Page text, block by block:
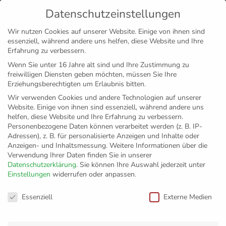
MENÜ
Disclaimer Impressum Datenschutz
Topspiel im hohen
Datenschutzeinstellungen
Wir nutzen Cookies auf unserer Website. Einige von ihnen sind
essenziell, während andere uns helfen, diese Website und Ihre
Erfahrung zu verbessern.
Wenn Sie unter 16 Jahre alt sind und Ihre Zustimmung zu
freiwilligen Diensten geben möchten, müssen Sie Ihre
Erziehungsberechtigten um Erlaubnis bitten.
Wir verwenden Cookies und andere Technologien auf unserer
Website. Einige von ihnen sind essenziell, während andere uns
helfen, diese Website und Ihre Erfahrung zu verbessern.
Personenbezogene Daten können verarbeitet werden (z. B. IP-
Adressen), z. B. für personalisierte Anzeigen und Inhalte oder
Anzeigen- und Inhaltsmessung. Weitere Informationen über die
Verwendung Ihrer Daten finden Sie in unserer
Datenschutzerklärung. Sie können Ihre Auswahl jederzeit unter
Einstellungen widerrufen oder anpassen.
Datenschutzeinstellungen
Essenziell Externe Medien